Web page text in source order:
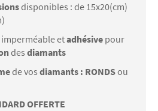
disponibles : de 15x20(cm)
imperméable etadhésive pour
des diamants
de vos diamants : RONDSou
OFFERTE